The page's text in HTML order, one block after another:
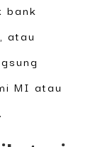
bank
atau
MI atau